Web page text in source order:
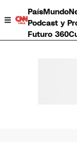
PaísMundo
Podcast y
Futuro 360